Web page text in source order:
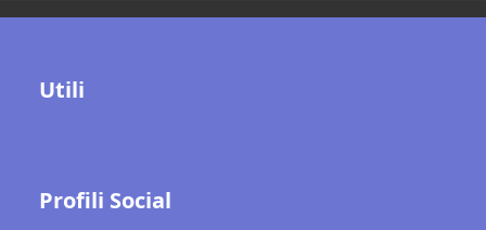
Utili
Profili Social